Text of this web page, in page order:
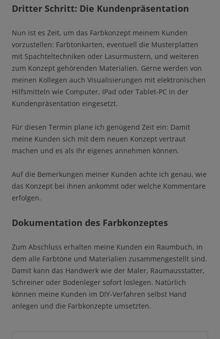
Dritter Schritt: Die Kundenpräsentation
Nun ist es Zeit, um das Farbkonzept meinem Kunden
vorzustellen: Farbtonkarten, eventuell die Musterplatten
mit Spachteltechniken oder Lasurmustern, und weiteren
zum Konzept gehörenden Materialien. Gerne werden von
meinen Kollegen auch Visualisierungen mit elektronischen
Hilfsmitteln wie Computer, IPad oder Tablet-PC in der
Kundenpräsentation eingesetzt.
Für diesen Termin plane ich genügend Zeit ein: Damit
meine Kunden sich mit dem neuen Konzept vertraut
machen und es als ihr eigenes annehmen können.
Auf die Bemerkungen meiner Kunden achte ich genau, wie
das Konzept bei ihnen ankommt oder welche Kommentare
erfolgen.
Dokumentation des Farbkonzeptes
Zum Abschluss erhalten meine Kunden ein Raumbuch, in
dem alle Farbtöne und Materialien zusammengestellt sind.
Damit kann das Handwerk wie der Maler, Raumausstatter,
Schreiner oder Bodenleger sofort loslegen. Natürlich
können meine Kunden im DIY-Verfahren selbst Hand
anlegen und die Farbkonzepte umsetzten.